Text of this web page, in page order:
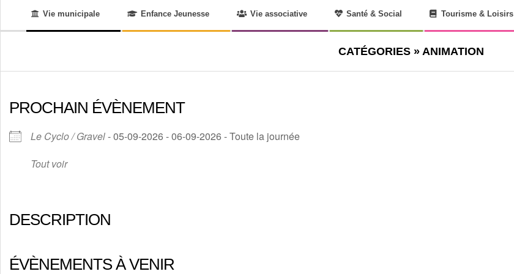
LE-
BOURG
Vie municipale Enfance Jeunesse Vie associative Santé & Social Tourisme & Loisirs
CATÉGORIES » ANIMATION
PROCHAIN ÉVÈNEMENT
Le Cyclo / Gravel- 05-09-2026 - 06-09-2026 - Toute la journée
Tout voir
DESCRIPTION
ÉVÈNEMENTS À VENIR